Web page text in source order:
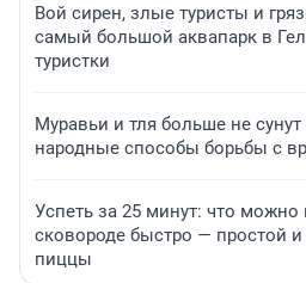
Вой сирен, злые туристы и
самый большой аквапарк в
туристки
Муравьи и тля больше не
народные способы борьбы с
Успеть за 25 минут: что можно
сковороде быстро — простой
пиццы